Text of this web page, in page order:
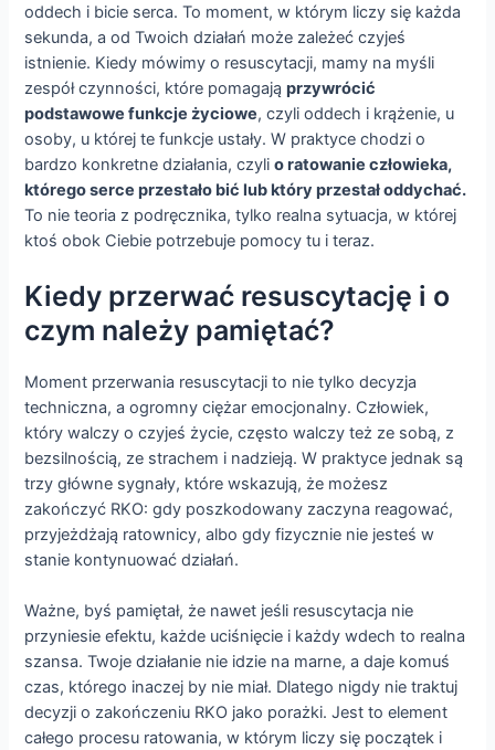
oddech i bicie serca. To moment, w którym liczy się każda
sekunda, a od Twoich działań może zależeć czyjeś
istnienie. Kiedy mówimy o resuscytacji, mamy na myśli
zespół czynności, które pomagająprzywrócić
podstawowe funkcje życiowe, czyli oddech i krążenie, u
osoby, u której te funkcje ustały. W praktyce chodzi o
bardzo konkretne działania, czylio ratowanie człowieka,
którego serce przestało bić lub który przestał oddychać.
To nie teoria z podręcznika, tylko realna sytuacja, w której
ktoś obok Ciebie potrzebuje pomocy tu i teraz.
Kiedy przerwać resuscytację i o
czym należy pamiętać?
Moment przerwania resuscytacji to nie tylko decyzja
techniczna, a ogromny ciężar emocjonalny. Człowiek,
który walczy o czyjeś życie, często walczy też ze sobą, z
bezsilnością, ze strachem i nadzieją. W praktyce jednak są
trzy główne sygnały, które wskazują, że możesz
zakończyć RKO: gdy poszkodowany zaczyna reagować,
przyjeżdżają ratownicy, albo gdy fizycznie nie jesteś w
stanie kontynuować działań.
Ważne, byś pamiętał, że nawet jeśli resuscytacja nie
przyniesie efektu, każde uciśnięcie i każdy wdech to realna
szansa. Twoje działanie nie idzie na marne, a daje komuś
czas, którego inaczej by nie miał. Dlatego nigdy nie traktuj
decyzji o zakończeniu RKO jako porażki. Jest to element
całego procesu ratowania, w którym liczy się początek i